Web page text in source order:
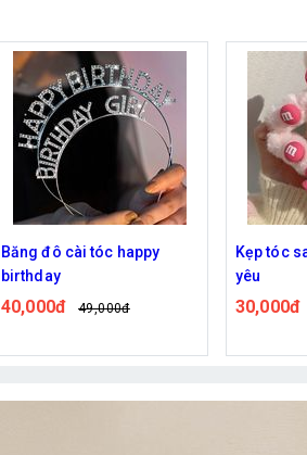
Kẹp tóc sau hình gấu đáng
yêu
30,000đ 39,000đ
Băng đô
32,000đ